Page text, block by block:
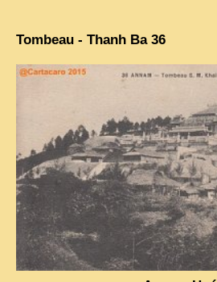
Tombeau - Thanh Ba 36